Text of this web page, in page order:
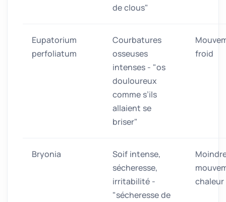
de clous"
Eupatorium
perfoliatum
Courbatures
osseuses
intenses - "os
douloureux
comme s’ils
allaient se
briser"
froid
Bryonia
Soif intense,
sécheresse,
irritabilité -
"sécheresse de
chaleur